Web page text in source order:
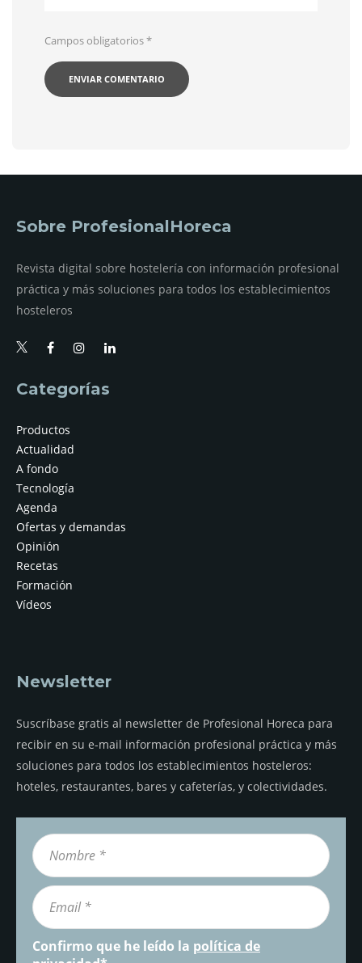
Campos obligatorios*
Sobre ProfesionalHoreca
Revista digital sobre hostelería con información profesional
práctica y más soluciones para todos los establecimientos
hosteleros
Categorías
Productos
Actualidad
A fondo
Tecnología
Agenda
Ofertas y demandas
Opinión
Recetas
Formación
Vídeos
Newsletter
Suscríbase gratis al newsletter de Profesional Horeca para
recibir en su e-mail información profesional práctica y más
soluciones para todos los establecimientos hosteleros:
hoteles, restaurantes, bares y cafeterías, y colectividades.
Confirmo que he leído la política de